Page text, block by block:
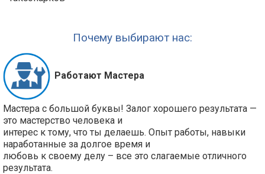
Почему выбирают нас:
Работают Мастера
Мастера с большой буквы! Залог хорошего результата —
это мастерство человека и
интерес к тому, что ты делаешь. Опыт работы, навыки
наработанные за долгое время и
любовь к своему делу – все это слагаемые отличного
результата.